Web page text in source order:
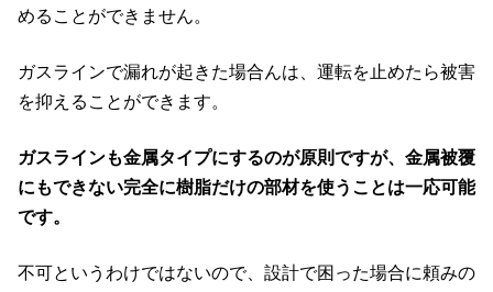
めることができません。
ガスラインで漏れが起きた場合んは、運転を止めたら被害
を抑えることができます。
ガスラインも金属タイプにするのが原則ですが、金属被覆
にもできない完全に樹脂だけの部材を使うことは一応可能
です。
不可というわけではないので、設計で困った場合に頼みの